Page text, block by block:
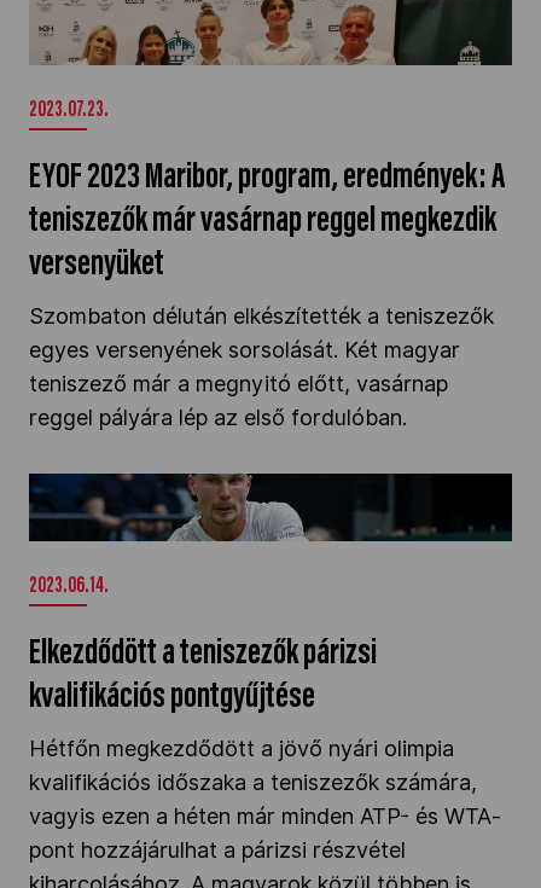
teniszezők már vasárnap reggel megkezdik
versenyüket" />
2023.07.23.
EYOF 2023 Maribor, program, eredmények: A
teniszezők már vasárnap reggel megkezdik
versenyüket
Szombaton délután elkészítették a teniszezők
egyes versenyének sorsolását. Két magyar
teniszező már a megnyitó előtt, vasárnap
reggel pályára lép az első fordulóban.
Elkezdődött a teniszezők párizsi kvalifikációs
pontgyűjtése" />
2023.06.14.
Elkezdődött a teniszezők párizsi
kvalifikációs pontgyűjtése
Hétfőn megkezdődött a jövő nyári olimpia
kvalifikációs időszaka a teniszezők számára,
vagyis ezen a héten már minden ATP- és WTA-
pont hozzájárulhat a párizsi részvétel